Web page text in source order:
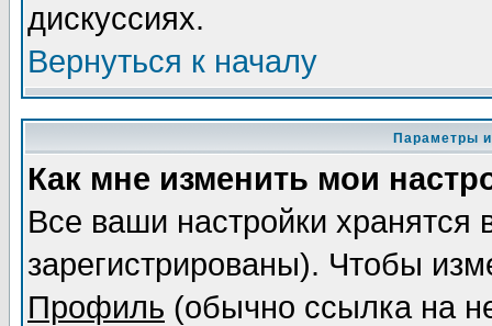
дискуссиях.
Вернуться к началу
Параметры
Как мне изменить мои
Все ваши настройки
зарегистрированы). Чтобы
Профиль (обычно ссылка на